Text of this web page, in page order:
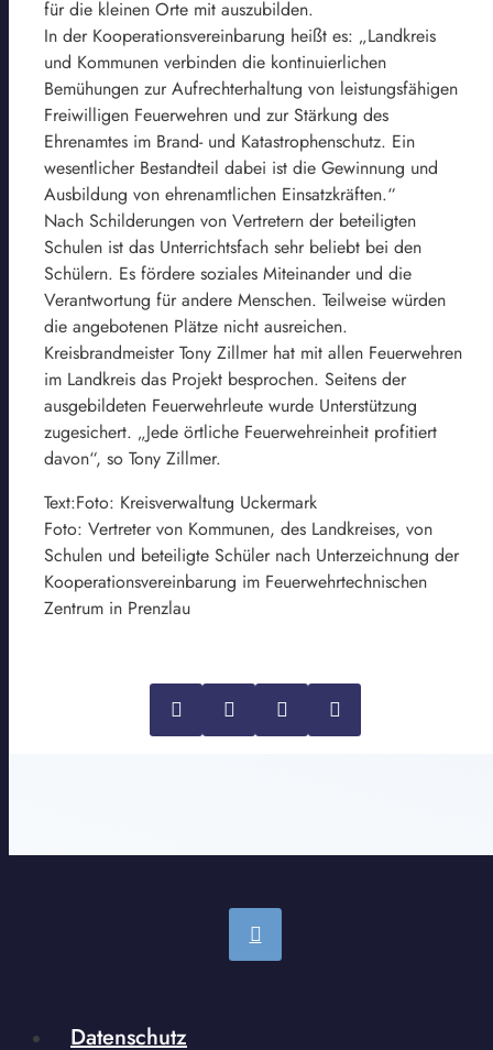
für die kleinen Orte mit auszubilden.
In der Kooperationsvereinbarung heißt es: „Landkreis
und Kommunen verbinden die kontinuierlichen
Bemühungen zur Aufrechterhaltung von leistungsfähigen
Freiwilligen Feuerwehren und zur Stärkung des
Ehrenamtes im Brand- und Katastrophenschutz. Ein
wesentlicher Bestandteil dabei ist die Gewinnung und
Ausbildung von ehrenamtlichen Einsatzkräften.“
Nach Schilderungen von Vertretern der beteiligten
Schulen ist das Unterrichtsfach sehr beliebt bei den
Schülern. Es fördere soziales Miteinander und die
Verantwortung für andere Menschen. Teilweise würden
die angebotenen Plätze nicht ausreichen.
Kreisbrandmeister Tony Zillmer hat mit allen Feuerwehren
im Landkreis das Projekt besprochen. Seitens der
ausgebildeten Feuerwehrleute wurde Unterstützung
zugesichert. „Jede örtliche Feuerwehreinheit profitiert
davon“, so Tony Zillmer.
Text:Foto: Kreisverwaltung Uckermark
Foto: Vertreter von Kommunen, des Landkreises, von
Schulen und beteiligte Schüler nach Unterzeichnung der
Kooperationsvereinbarung im Feuerwehrtechnischen
Zentrum in Prenzlau
Datenschutz